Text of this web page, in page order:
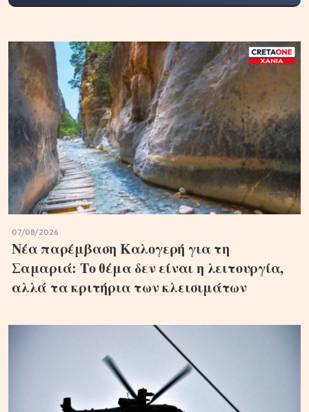
07/08/2026
Νέα παρέμβαση Καλογερή για τη
Σαμαριά: Το θέμα δεν είναι η λειτουργία,
αλλά τα κριτήρια των κλεισιμάτων